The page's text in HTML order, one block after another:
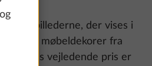
Udstyrsbillederne, der vises i
stof- og møbeldekorer fra
Vores vejledende pris er